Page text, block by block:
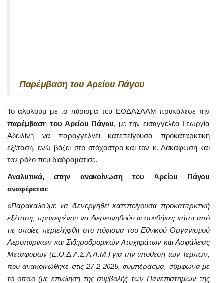
Παρέμβαση του Αρείου Πάγου
Το αλαλούμ με το πόρισμα του ΕΟΔΑΣΑΑΜ προκάλεσε την
παρέμβαση του Αρείου Πάγου, με την εισαγγελέα Γεωργία
Αδειλίνη να παραγγέλνει κατεπείγουσα προκαταρκτική
εξέταση, ενώ βάζει στο στόχαστρο και τον κ. Λακαφώση και
τον ρόλο που διαδραμάτισε.
Αναλυτικά, στην ανακοίνωση του Αρείου Πάγου
αναφέρεται:
«Παρακαλούμε να διενεργηθεί κατεπείγουσα προκαταρκτική
εξέταση, προκειμένου να διερευνηθούν οι συνθήκες κάτω από
τις οποίες περιελήφθη στο πόρισμα του Εθνικού Οργανισμού
Αεροπορικών και Σιδηροδρομικών Ατυχημάτων και Ασφάλειας
Μεταφορών (Ε.Ο.Δ.Α.Σ.Α.Α.Μ.) για την υπόθεση των Τεμπών,
που ανακοινώθηκε στις 27-2-2025, συμπέρασμα, σύμφωνα με
το οποίο (με επίκληση της συμβολής των Πανεπιστημίων της